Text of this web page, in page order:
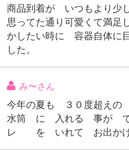
商品到着が いつもより少
思ってた通り可愛くて満足
かしたい時に 容器自体に
した。
み〜さん
今年の夏も ３０度超えの
水筒 に 入れる 事が で
レ を いれて お出かけ